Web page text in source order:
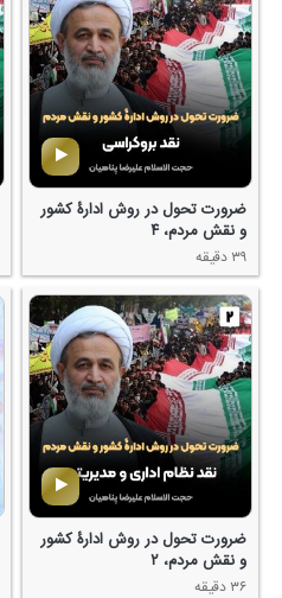
ضرورت تحول در روش ادارۀ كشور
و نقش مردم، ۴
۳۹ دقیقه
ضرورت تحول در روش ادارۀ كشور
و نقش مردم، ۲
۳۶ دقیقه